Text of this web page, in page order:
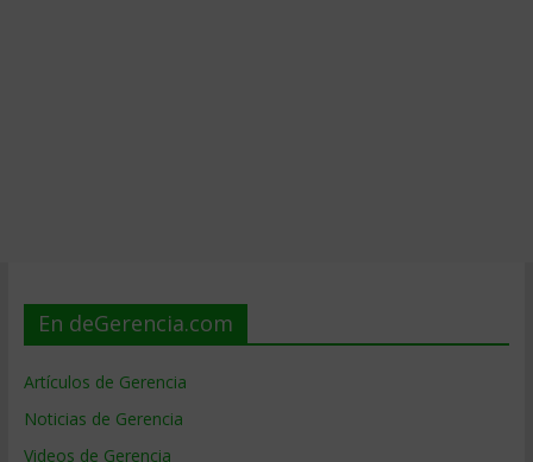
En deGerencia.com
Artículos de Gerencia
Noticias de Gerencia
Videos de Gerencia